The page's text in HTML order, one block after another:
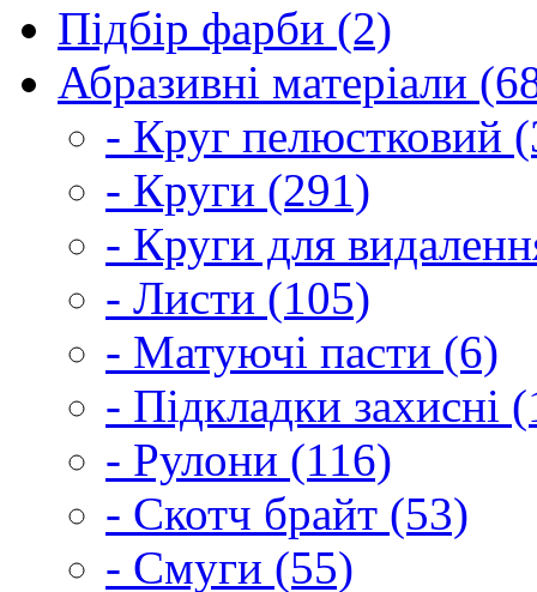
Підбір фарби (2)
Абразивні матеріали
- Круг пелюстковий
- Круги (291)
- Круги для
- Листи (105)
- Матуючі пасти (6)
- Підкладки захисні
- Рулони (116)
- Скотч брайт (53)
- Смуги (55)